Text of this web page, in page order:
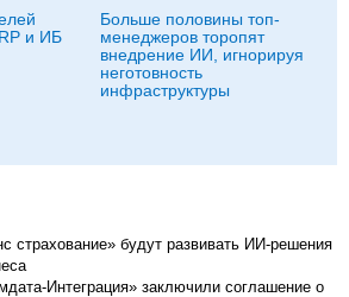
и ИБ
Больше половины топ-
менеджеров торопят
внедрение ИИ, игнорируя
неготовность
инфраструктуры
страхование» будут развивать ИИ-решения
Интеграция» заключили соглашение о